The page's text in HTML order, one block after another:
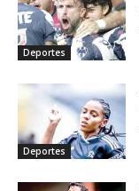
Deportes
Deportes